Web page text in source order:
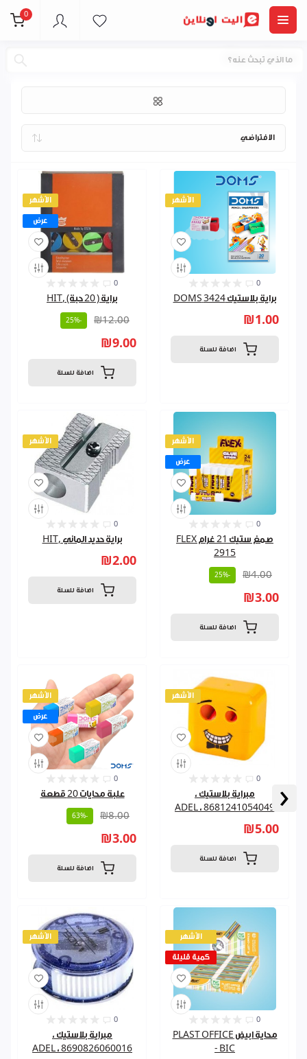
0
‹
محايات و بريات
الأشهر
عرض
0
براية ( 20 حبة) ,HIT
₪12.00
-25%
₪9.00
اضافة للسلة
الأشهر
0
براية بلاستيك 3424 DOMS
₪1.00
اضافة للسلة
الأشهر
0
براية حديد الماني ,HIT
₪2.00
اضافة للسلة
الأشهر
عرض
0
صمغ ستيك 21 غرام FLEX
2915
₪4.00
-25%
₪3.00
اضافة للسلة
الأشهر
عرض
0
علبة محايات 20 قطعة
₪8.00
-63%
₪3.00
اضافة للسلة
الأشهر
0
مبراية بلاستيك ،
8681241054049 ، ADEL
₪5.00
اضافة للسلة
الأشهر
0
مبراية بلاستيك ،
8690826060016 ، ADEL
الأشهر
كمية قليلة
0
محاية ابيض PLAST OFFICE
- BIC